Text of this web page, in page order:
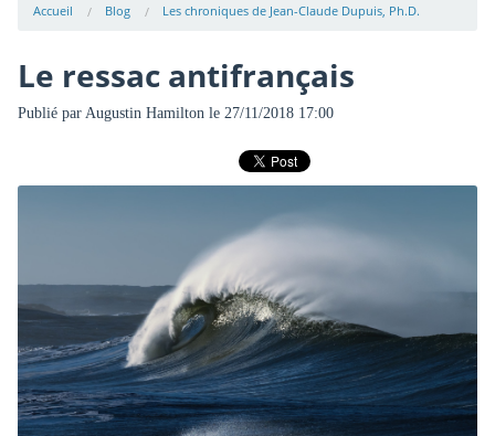
Accueil Blog Les chroniques de Jean-Claude Dupuis, Ph.D.
Le ressac antifrançais
Publié par Augustin Hamiltonle 27/11/2018 17:00